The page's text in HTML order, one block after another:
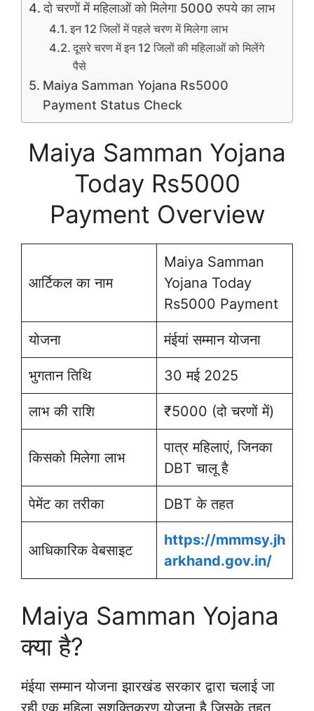
दो चरणों में महिलाओं को मिलेगा 5000 रुपये का लाभ
इन 12 जिलों में पहले चरण में मिलेगा लाभ
दूसरे चरण में इन 12 जिलों की महिलाओं को मिलेंगे
पैसे
Maiya Samman Yojana Rs5000
Payment Status Check
Maiya Samman Yojana
Today Rs5000
Payment Overview
आर्टिकल का नाम
Maiya Samman
Yojana Today
Rs5000 Payment
योजना मंईयां सम्मान योजना
भुगतान तिथि 30 मई 2025
लाभ की राशि ₹5000 (दो चरणों में)
किसको मिलेगा लाभ
पात्र महिलाएं, जिनका
DBT चालू है
पेमेंट का तरीका DBT के तहत
आधिकारिक वेबसाइट
https://mmmsy.jh
arkhand.gov.in/
Maiya Samman Yojana
क्या है?
मंईया सम्मान योजना झारखंड सरकार द्वारा चलाई जा